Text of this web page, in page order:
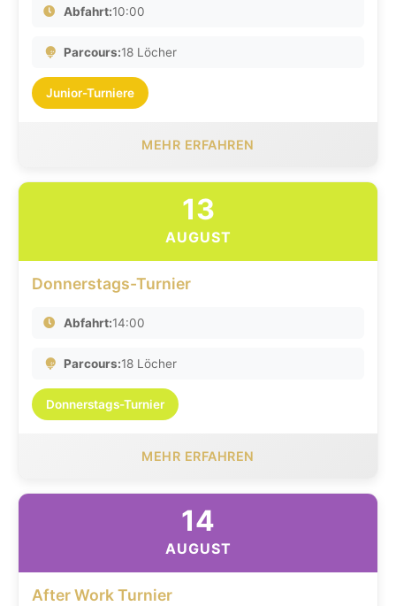
Abfahrt:10:00
Parcours:18 Löcher
Junior-Turniere
MEHR ERFAHREN
13
AUGUST
Donnerstags-Turnier
Abfahrt:14:00
Parcours:18 Löcher
Donnerstags-Turnier
MEHR ERFAHREN
14
AUGUST
After Work Turnier